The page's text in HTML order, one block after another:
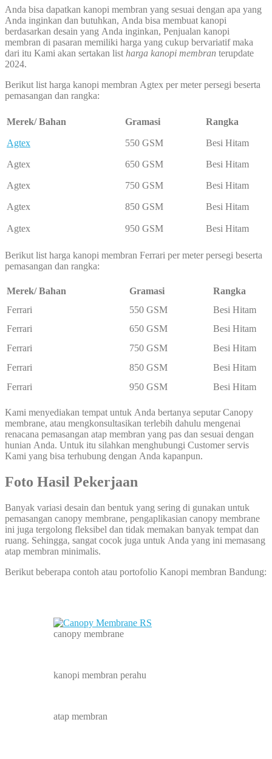
Anda bisa dapatkan kanopi membran yang sesuai dengan apa yang
Anda inginkan dan butuhkan, Anda bisa membuat kanopi
berdasarkan desain yang Anda inginkan, Penjualan kanopi
membran di pasaran memiliki harga yang cukup bervariatif maka
dari itu Kami akan sertakan list harga kanopi membran terupdate
2024.
Berikut list harga kanopi membran Agtex per meter persegi beserta
pemasangan dan rangka:
Merek/ Bahan Gramasi Rangka
Agtex 550 GSM Besi Hitam
Agtex 650 GSM Besi Hitam
Agtex 750 GSM Besi Hitam
Agtex 850 GSM Besi Hitam
Agtex 950 GSM Besi Hitam
Berikut list harga kanopi membran Ferrari per meter persegi beserta
pemasangan dan rangka:
Merek/ Bahan Gramasi
Rangka
Ferrari
550 GSM
Besi Hitam
Ferrari
650 GSM
Besi Hitam
Ferrari
750 GSM
Besi Hitam
Ferrari
850 GSM
Besi Hitam
Ferrari
950 GSM Besi Hitam
Kami menyediakan tempat untuk Anda bertanya seputar Canopy
membrane, atau mengkonsultasikan terlebih dahulu mengenai
renacana pemasangan atap membran yang pas dan sesuai dengan
hunian Anda. Untuk itu silahkan menghubungi Customer servis
Kami yang bisa terhubung dengan Anda kapanpun.
Foto Hasil Pekerjaan
Banyak variasi desain dan bentuk yang sering di gunakan untuk
pemasangan canopy membrane, pengaplikasian canopy membrane
ini juga tergolong fleksibel dan tidak memakan banyak tempat dan
ruang. Sehingga, sangat cocok juga untuk Anda yang ini memasang
atap membran minimalis.
Berikut beberapa contoh atau portofolio Kanopi membran Bandung:
canopy membrane
kanopi membran perahu
atap membran